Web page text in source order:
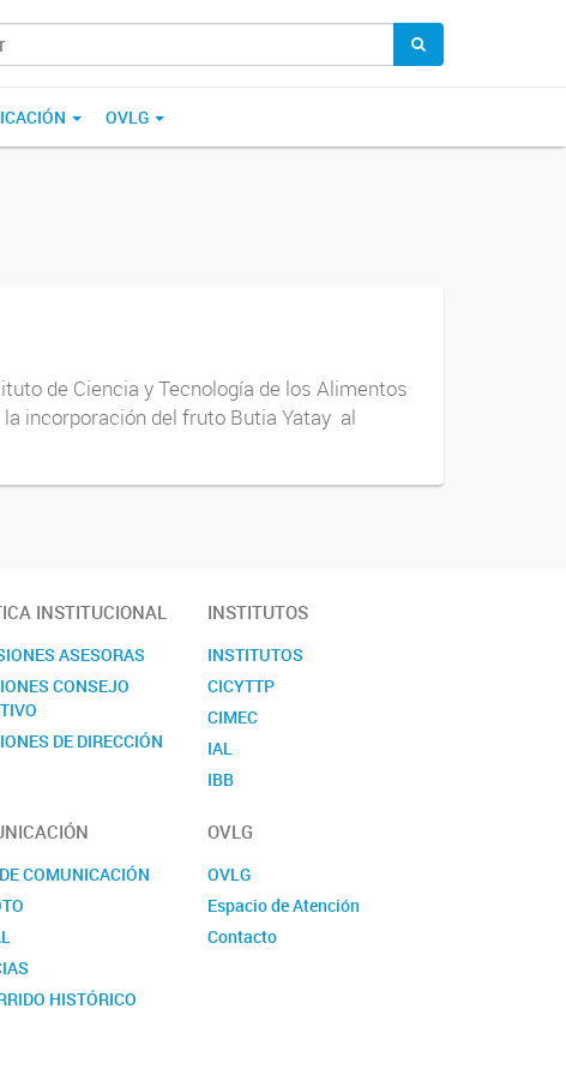
OVLG
de Ciencia y Tecnología de los Alimentos
la incorporación del fruto Butia Yatay al
INSTITUCIONAL
ASESORAS
CONSEJO
DE DIRECCIÓN
INSTITUTOS
INSTITUTOS
CICYTTP
CIMEC
IAL
IBB
ICIVET
ICTAER
IDICAL
IFIS
COMUNICACIÓN
HISTÓRICO
OVLG
OVLG
Espacio de Atención
Contacto